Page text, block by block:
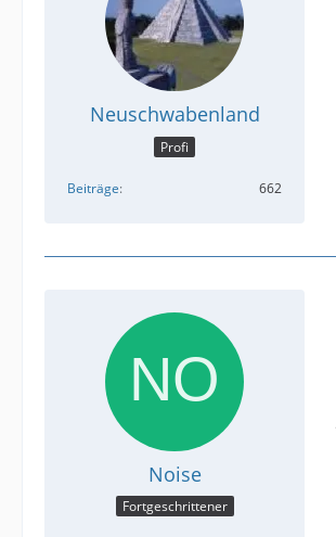
Neuschwabenland
Profi
Beiträge 662
Noise
Fortgeschrittener